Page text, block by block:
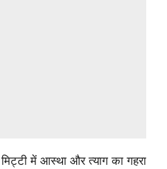
में आस्था और त्याग का गहरा